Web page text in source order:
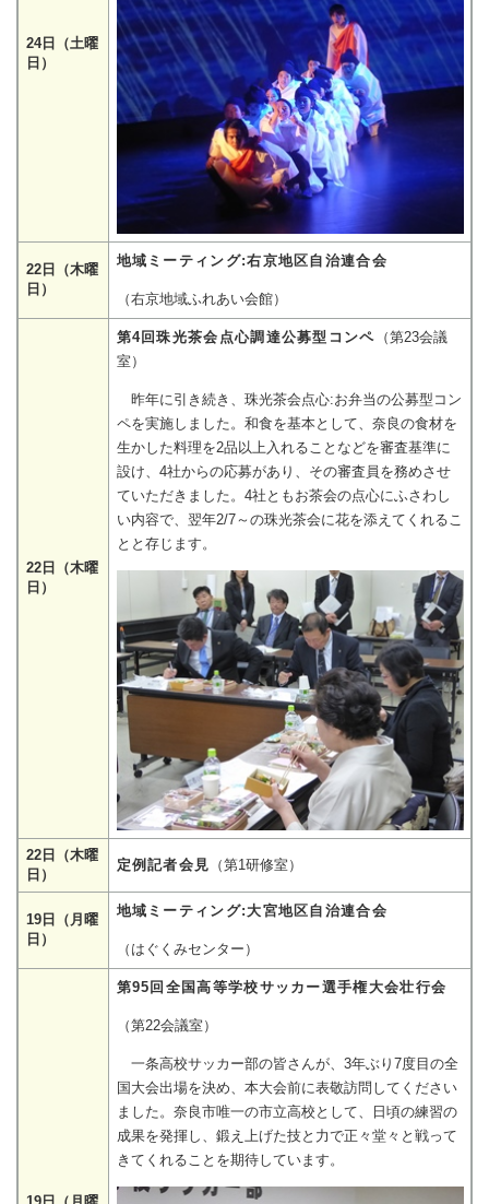
24日（土曜
日）
22日（木曜
日）
地域ミーティング:右京地区自治連合会
（右京地域ふれあい会館）
22日（木曜
日）
第4回珠光茶会点心調達公募型コンペ （第23会議
室）
昨年に引き続き、珠光茶会点心:お弁当の公募型コン
ペを実施しました。和食を基本として、奈良の食材を
生かした料理を2品以上入れることなどを審査基準に
設け、4社からの応募があり、その審査員を務めさせ
ていただきました。4社ともお茶会の点心にふさわし
い内容で、翌年2/7～の珠光茶会に花を添えてくれるこ
とと存じます。
22日（木曜
日）
定例記者会見 （第1研修室）
19日（月曜
日）
地域ミーティング:大宮地区自治連合会
（はぐくみセンター）
第95回全国高等学校サッカー選手権大会壮行会
（第22会議室）
一条高校サッカー部の皆さんが、3年ぶり7度目の全
国大会出場を決め、本大会前に表敬訪問してください
ました。奈良市唯一の市立高校として、日頃の練習の
成果を発揮し、鍛え上げた技と力で正々堂々と戦って
きてくれることを期待しています。